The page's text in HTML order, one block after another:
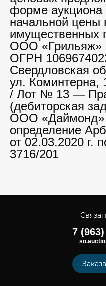
форме
начальной цены
имущественных
ООО «Грильяж»
ОГРН
Свердловская
ул.
/ Лот № 13 —
(дебиторская
ООО «Даймонд»
определение
от 02.03.2020 г.
3716/201
7